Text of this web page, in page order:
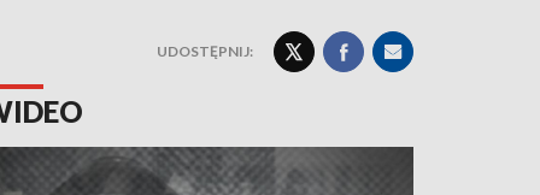
UDOSTĘPNIJ: